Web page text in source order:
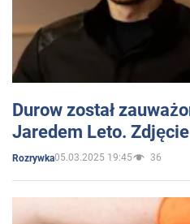
Durow został
Jaredem Leto. Zdjęcie
Rozrywka05.03.2025 19:45 36